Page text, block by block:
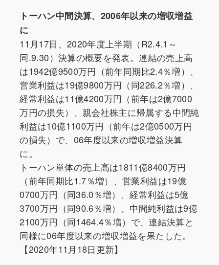
トーハン中間決算、2006年以来の増収増益
に
11月17日、2020年度上半期（R2.4.1～
同.9.30）決算の概要を発表。連結の売上高
は1942億9500万円（前年同期比2.4％増）、
営業利益は19億9800万円（同226.2％増）、
経常利益は11億4200万円（前年は2億7000
万円の損失）、親会社株主に帰属する中間純
利益は10億1100万円（前年は2億0500万円
の損失）で、06年度以来の増収増益決算
に。
トーハン単体の売上高は1811億8400万円
（前年同期比1.7％増）、営業利益は19億
0700万円（同36.0％増）、経常利益は5億
3700万円（同90.6％増）、中間純利益は9億
2100万円（同1464.4％増）で、連結決算と
同様に06年度以来の増収増益を果たした。
【2020年11月18日更新】